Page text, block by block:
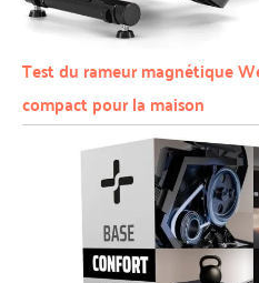
Test du rameur magnétique
compact pour la maison